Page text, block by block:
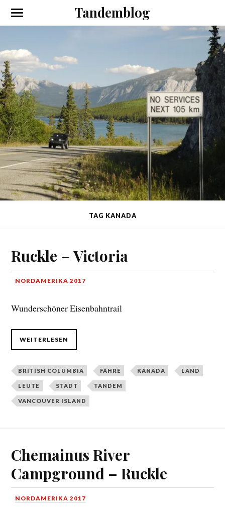
Tandemblog
TAG KANADA
Ruckle – Victoria
NORDAMERIKA 2017
Wunderschöner Eisenbahntrail
WEITERLESEN
BRITISH COLUMBIA FÄHRE KANADA LAND
LEUTE STADT TANDEM
VANCOUVER ISLAND
Chemainus River
Campground – Ruckle
NORDAMERIKA 2017